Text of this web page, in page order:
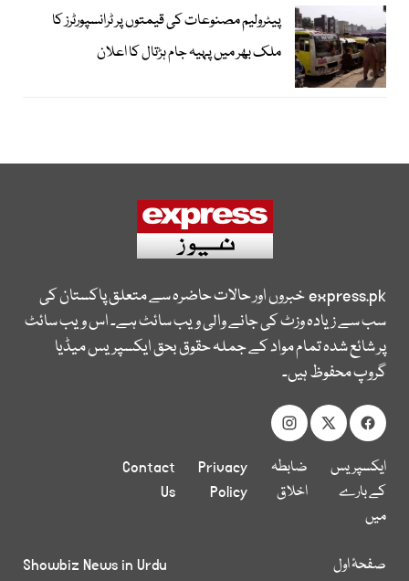
پیٹرولیم مصنوعات کی قیمتوں پر ٹرانسپورٹرز کا
ملک بھر میں پہیہ جام ہڑتال کا اعلان
express.pkخبروں اور حالات حاضرہ سے متعلق پاکستان کی
سب سے زیادہ وزٹ کی جانے والی ویب سائٹ ہے۔ اس ویب سائٹ
پر شائع شدہ تمام مواد کے جملہ حقوق بحق ایکسپریس میڈیا
گروپ محفوظ ہیں۔
ایکسپریس
کے بارے
میں
ضابطہ
اخلاق
Privacy
Policy
Contact
Us
صفحۂ اول
Showbiz News in Urdu